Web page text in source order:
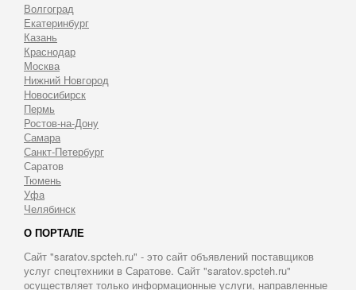
Волгоград
Екатеринбург
Казань
Краснодар
Москва
Нижний Новгород
Новосибирск
Пермь
Ростов-на-Дону
Самара
Санкт-Петербург
Саратов
Тюмень
Уфа
Челябинск
О ПОРТАЛЕ
Сайт "saratov.spcteh.ru" - это сайт объявлений поставщиков
услуг спецтехники в Саратове. Сайт "saratov.spcteh.ru"
осуществляет только информационные услуги, направленные